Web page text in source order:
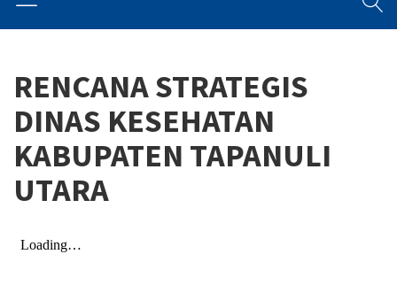
RENCANA STRATEGIS
DINAS KESEHATAN
KABUPATEN TAPANULI
UTARA